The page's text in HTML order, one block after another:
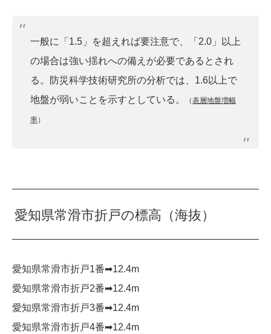
一般に「1.5」を超えれば要注意で、「2.0」以上
の場合は強い揺れへの備えが必要であるとされ
る。防災科学技術研究所の分析では、1.6以上で
地盤が弱いことを示すとしている。
（表層地盤増幅
率）
愛知県常滑市折戸の標高（海抜）
愛知県常滑市折戸1番➡︎12.4m
愛知県常滑市折戸2番➡︎12.4m
愛知県常滑市折戸3番➡︎12.4m
愛知県常滑市折戸4番➡︎12.4m